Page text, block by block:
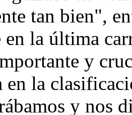
tan bien",
la última
y
la
y nos